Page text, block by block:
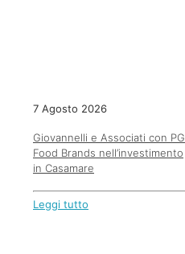
7 Agosto 2026
Giovannelli e Associati con PG
Food Brands nell’investimento
in Casamare
Leggi tutto